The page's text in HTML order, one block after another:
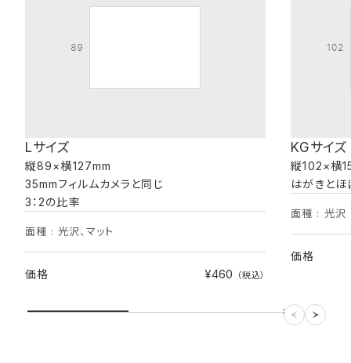
Lサイズ
縦89×横127mm
35mmフィルムカメラと同じ
3：2の比率
面種 : 光沢、マット
価格 ¥460 （税込）
KGサイズ
縦102×横
はがきとほ
面種 : 光沢
価格